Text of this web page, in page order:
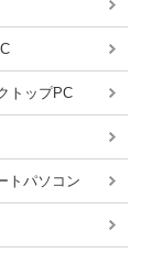
トップPC
トパソコン